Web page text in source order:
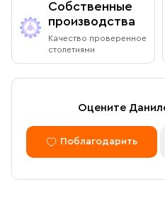
Собственные
производства
Качество проверенное
столетиями
Оцените
Поблагодарить